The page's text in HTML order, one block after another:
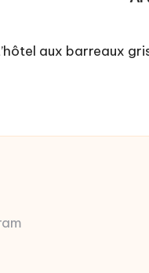
aux barreaux